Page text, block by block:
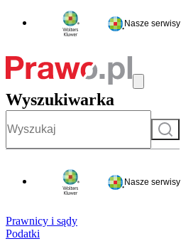
Nasze serwisy
Wyszukiwarka
Szukaj
Nasze serwisy
Prawnicy i sądy
Podatki